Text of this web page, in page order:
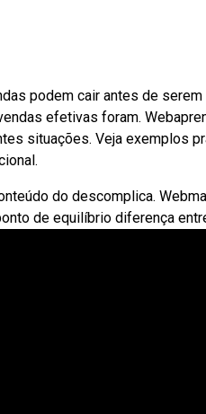
podem cair antes de
efetivas foram.
situações. Veja exemplos
do descomplica.
de equilíbrio diferença